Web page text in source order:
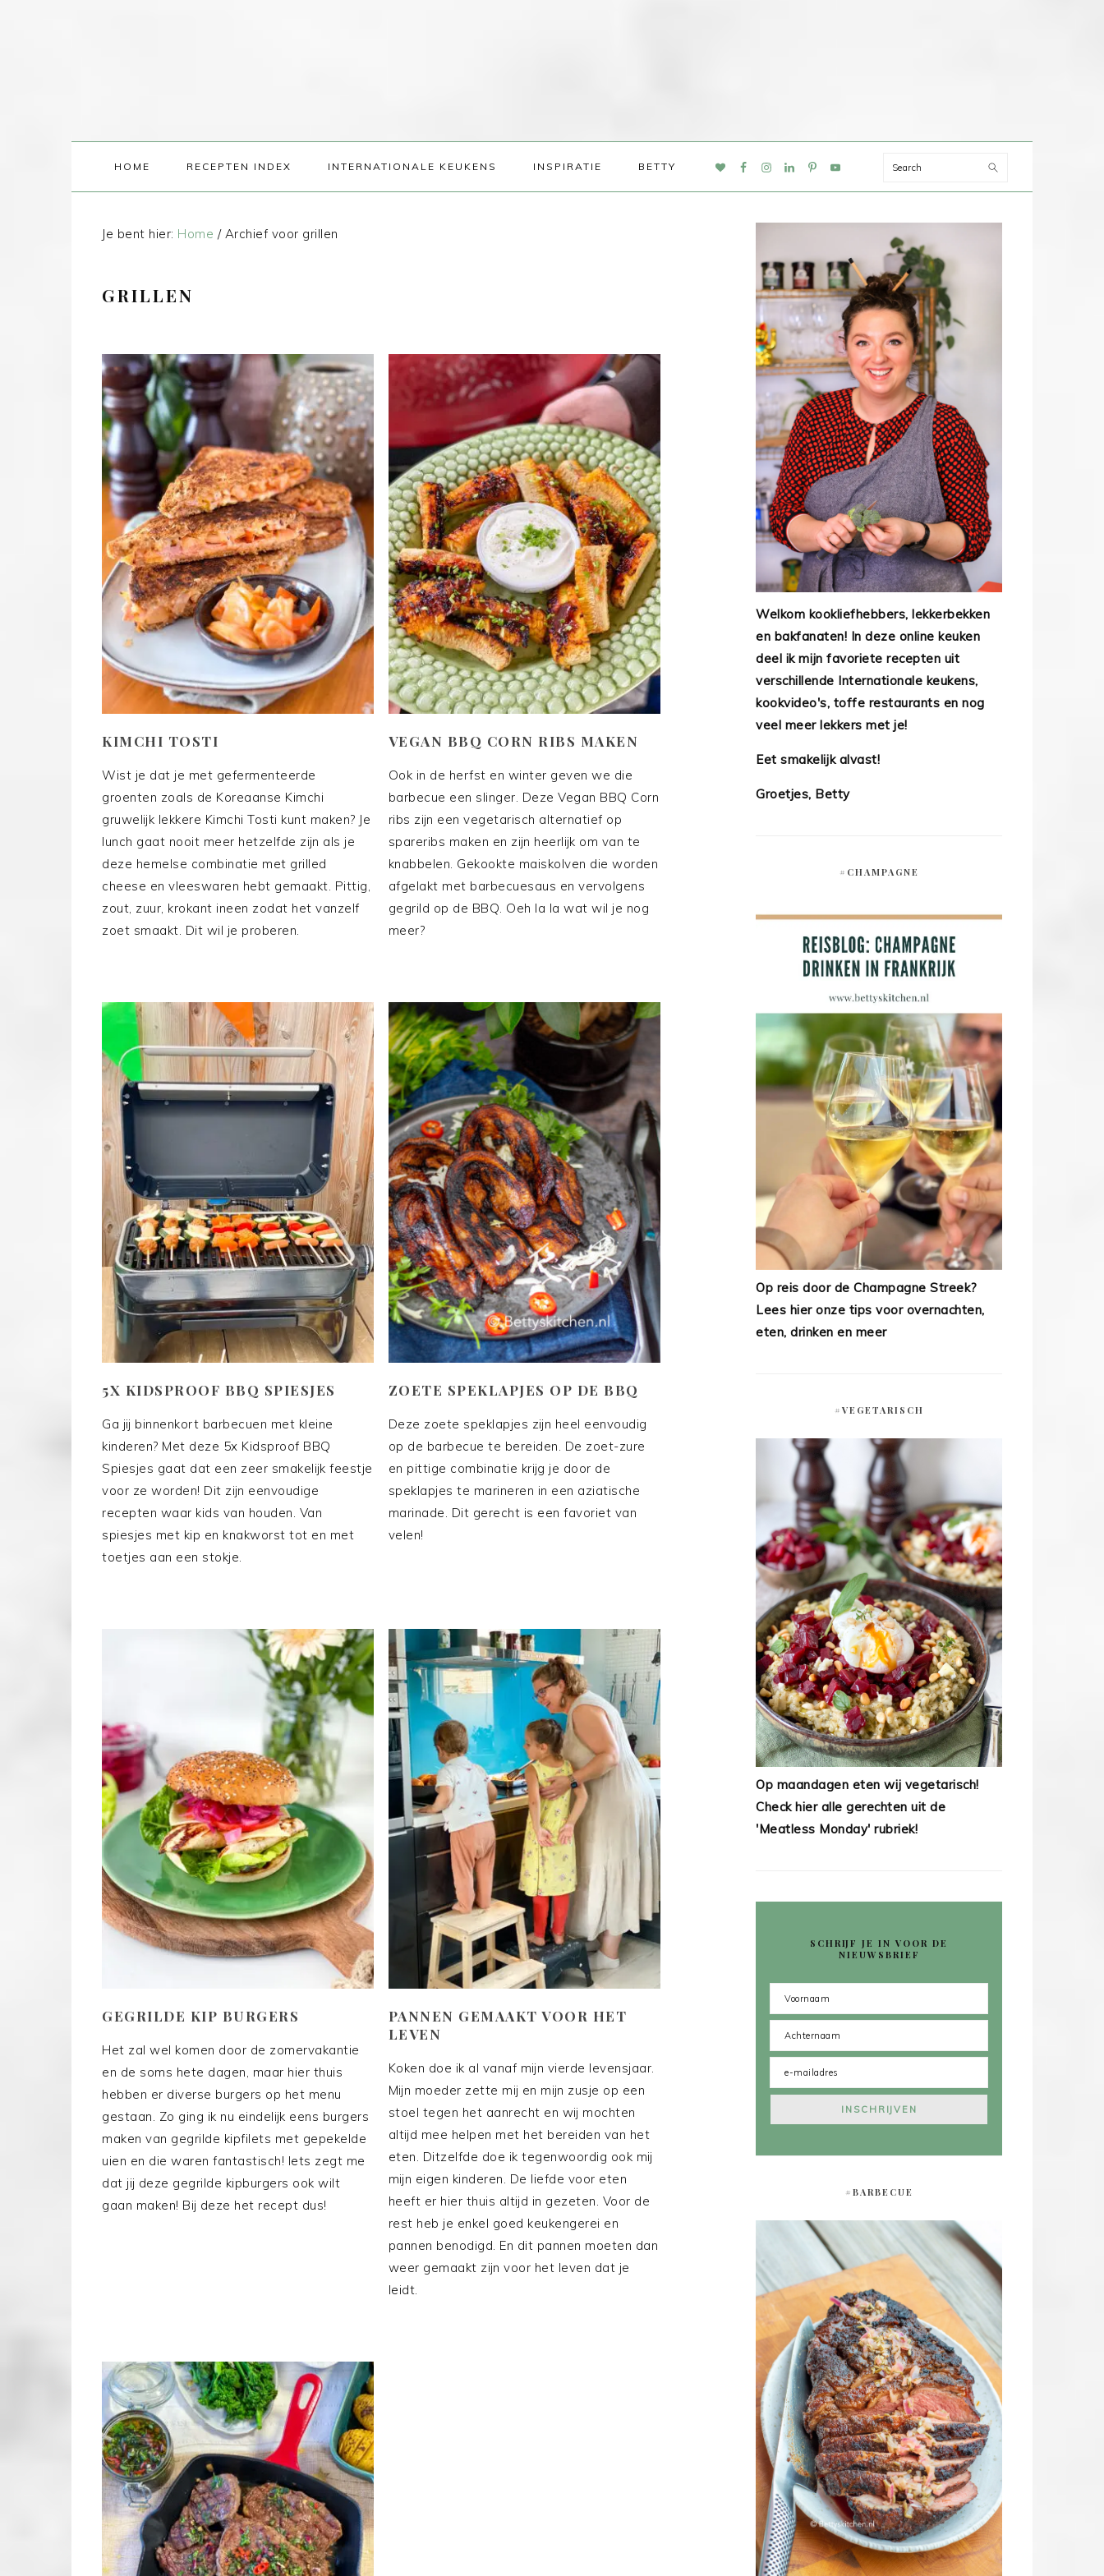
HOME RECEPTEN INDEX INTERNATIONALE KEUKENS INSPIRATIE BETTY
NAV
Search
Je bent hier: Home /Archief voor grillen
GRILLEN
KIMCHI TOSTI
Wist je dat je met gefermenteerde
groenten zoals de Koreaanse Kimchi
gruwelijk lekkere Kimchi Tosti kunt maken? Je
lunch gaat nooit meer hetzelfde zijn als je
deze hemelse combinatie met grilled
cheese en vleeswaren hebt gemaakt. Pittig,
zout, zuur, krokant ineen zodat het vanzelf
zoet smaakt. Dit wil je proberen.
VEGAN BBQ CORN RIBS MAKEN
Ook in de herfst en winter geven we die
barbecue een slinger. Deze Vegan BBQ Corn
ribs zijn een vegetarisch alternatief op
spareribs maken en zijn heerlijk om van te
knabbelen. Gekookte maiskolven die worden
afgelakt met barbecuesaus en vervolgens
gegrild op de BBQ. Oeh la la wat wil je nog
meer?
5X KIDSPROOF BBQ SPIESJES
Ga jij binnenkort barbecuen met kleine
kinderen? Met deze 5x Kidsproof BBQ
Spiesjes gaat dat een zeer smakelijk feestje
voor ze worden! Dit zijn eenvoudige
recepten waar kids van houden. Van
spiesjes met kip en knakworst tot en met
toetjes aan een stokje.
ZOETE SPEKLAPJES OP DE BBQ
Deze zoete speklapjes zijn heel eenvoudig
op de barbecue te bereiden. De zoet-zure
en pittige combinatie krijg je door de
speklapjes te marineren in een aziatische
marinade. Dit gerecht is een favoriet van
velen!
GEGRILDE KIP BURGERS
Het zal wel komen door de zomervakantie
en de soms hete dagen, maar hier thuis
hebben er diverse burgers op het menu
gestaan. Zo ging ik nu eindelijk eens burgers
maken van gegrilde kipfilets met gepekelde
uien en die waren fantastisch! Iets zegt me
dat jij deze gegrilde kipburgers ook wilt
gaan maken! Bij deze het recept dus!
PANNEN GEMAAKT VOOR HET
LEVEN
Koken doe ik al vanaf mijn vierde levensjaar.
Mijn moeder zette mij en mijn zusje op een
stoel tegen het aanrecht en wij mochten
altijd mee helpen met het bereiden van het
eten. Ditzelfde doe ik tegenwoordig ook mij
mijn eigen kinderen. De liefde voor eten
heeft er hier thuis altijd in gezeten. Voor de
rest heb je enkel goed keukengerei en
pannen benodigd. En dit pannen moeten dan
weer gemaakt zijn voor het leven dat je
leidt.
Welkom kookliefhebbers, lekkerbekken
en bakfanaten! In deze online keuken
deel ik mijn favoriete recepten uit
verschillende Internationale keukens,
kookvideo's, toffe restaurants en nog
veel meer lekkers met je!
Eet smakelijk alvast!
Groetjes, Betty
#CHAMPAGNE
Op reis door de Champagne Streek?
Lees hier onze tips voor overnachten,
eten, drinken en meer
#VEGETARISCH
Op maandagen eten wij vegetarisch!
Check hier alle gerechten uit de
'Meatless Monday' rubriek!
SCHRIJF JE IN VOOR DE
NIEUWSBRIEF
#BARBECUE